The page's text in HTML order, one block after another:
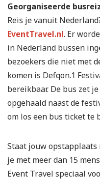
Georganiseerde
Reis je vanuit
EventTravel.nl. Er
in Nederland bussen
bezoekers die niet met
komen is Defqon.1
bereikbaar. De bus zet
opgehaald naast de
om los een bus ticket te
Staat jouw
je met meer dan 15
Event Travel speciaal